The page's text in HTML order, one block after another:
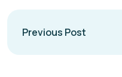
Previous Post